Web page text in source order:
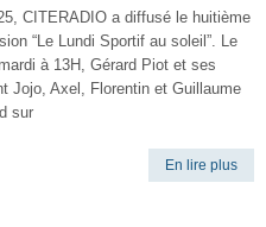
CITERADIO a diffusé le huitième
“Le Lundi Sportif au soleil”. Le
à 13H, Gérard Piot et ses
Jojo, Axel, Florentin et Guillaume
sur
En lire plus